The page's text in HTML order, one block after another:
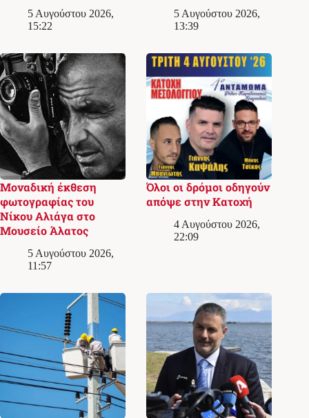
5 Αυγούστου 2026,
15:22
5 Αυγούστου 2026,
13:39
Μοναδική έκθεση
φωτογραφίας του
Νίκου Αλιάγα στο
Μουσείο Άλατος
5 Αυγούστου 2026,
11:57
Όλοι οι δρόμοι οδηγούν
απόψε στην Κατοχή
4 Αυγούστου 2026,
22:09